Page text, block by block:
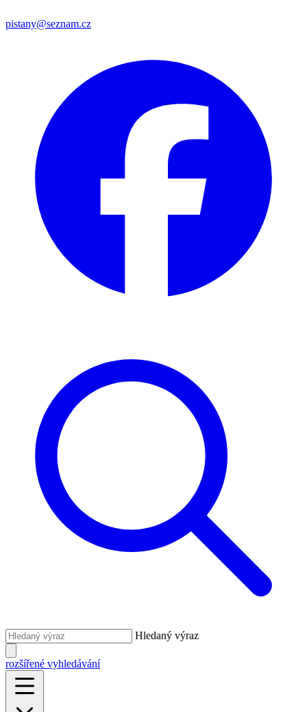
pistany@seznam.cz
Hledaný výraz
rozšířené vyhledávání